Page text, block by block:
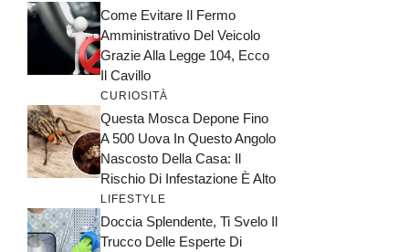
Come Evitare Il Fermo
Amministrativo Del Veicolo
Grazie Alla Legge 104, Ecco
Il Cavillo
CURIOSITÀ
Questa Mosca Depone Fino
A 500 Uova In Questo Angolo
Nascosto Della Casa: Il
Rischio Di Infestazione È Alto
LIFESTYLE
Doccia Splendente, Ti Svelo Il
Trucco Delle Esperte Di